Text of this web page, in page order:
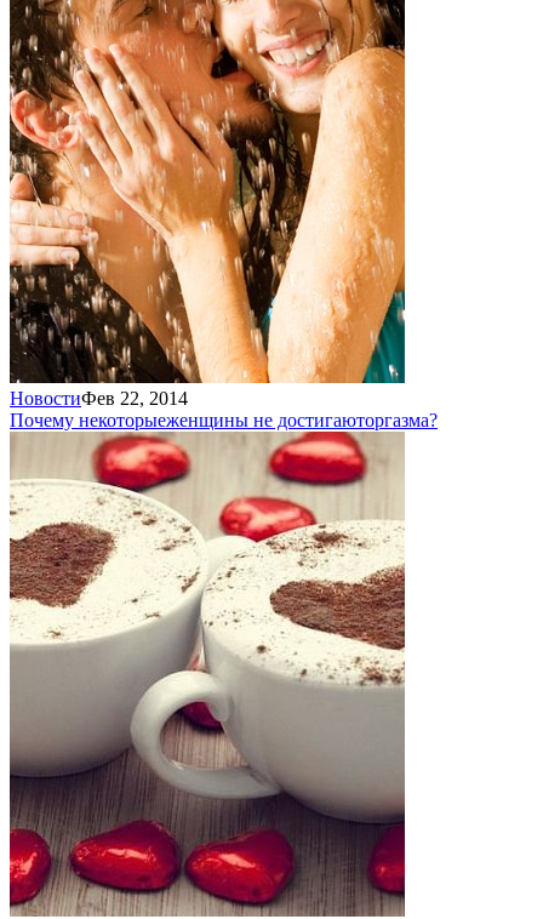
НовостиФев 22, 2014
Почему некоторыеженщины не достигаюторгазма?